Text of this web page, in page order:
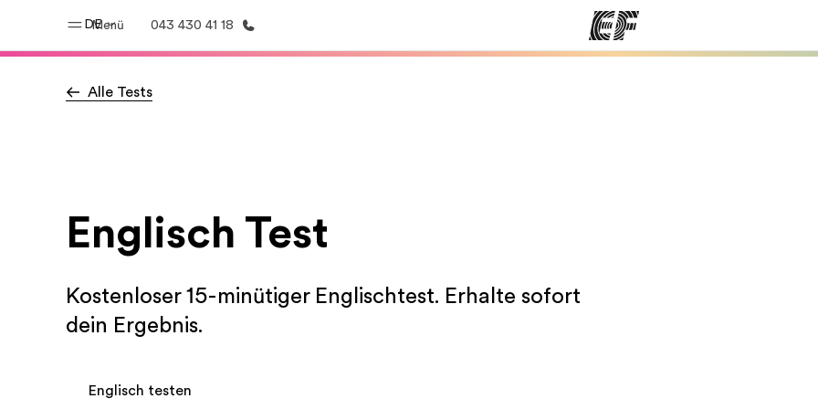
Menü
DE 043 430 41 18
Alle Tests
Englisch Test
Kostenloser 15-minütiger Englischtest. Erhalte sofort
dein Ergebnis.
Englisch testen